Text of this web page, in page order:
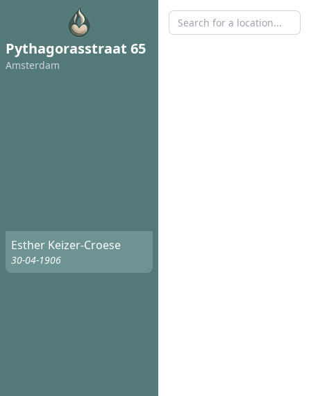
Pythagorasstraat 65
Amsterdam
Esther Keizer-Croese
30-04-1906